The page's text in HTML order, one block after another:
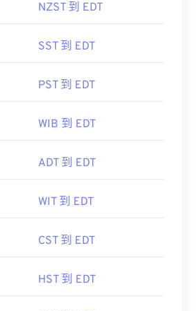
NZST 到 EDT
SST 到 EDT
PST 到 EDT
WIB 到 EDT
ADT 到 EDT
WIT 到 EDT
CST 到 EDT
HST 到 EDT